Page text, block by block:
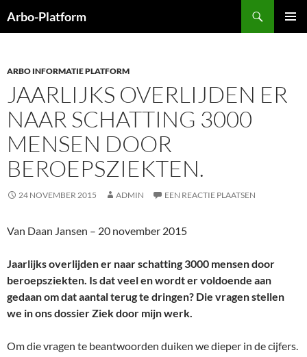
naar
Arbo-Platform
ARBO INFORMATIE PLATFORM
JAARLIJKS OVERLIJDEN ER
NAAR SCHATTING 3000
MENSEN DOOR
BEROEPSZIEKTEN.
24 NOVEMBER 2015 ADMIN EEN REACTIE PLAATSEN
Van Daan Jansen – 20 november 2015
Jaarlijks overlijden er naar schatting 3000 mensen door
beroepsziekten. Is dat veel en wordt er voldoende aan
gedaan om dat aantal terug te dringen? Die vragen stellen
we in ons dossier Ziek door mijn werk.
Om die vragen te beantwoorden duiken we dieper in de cijfers.